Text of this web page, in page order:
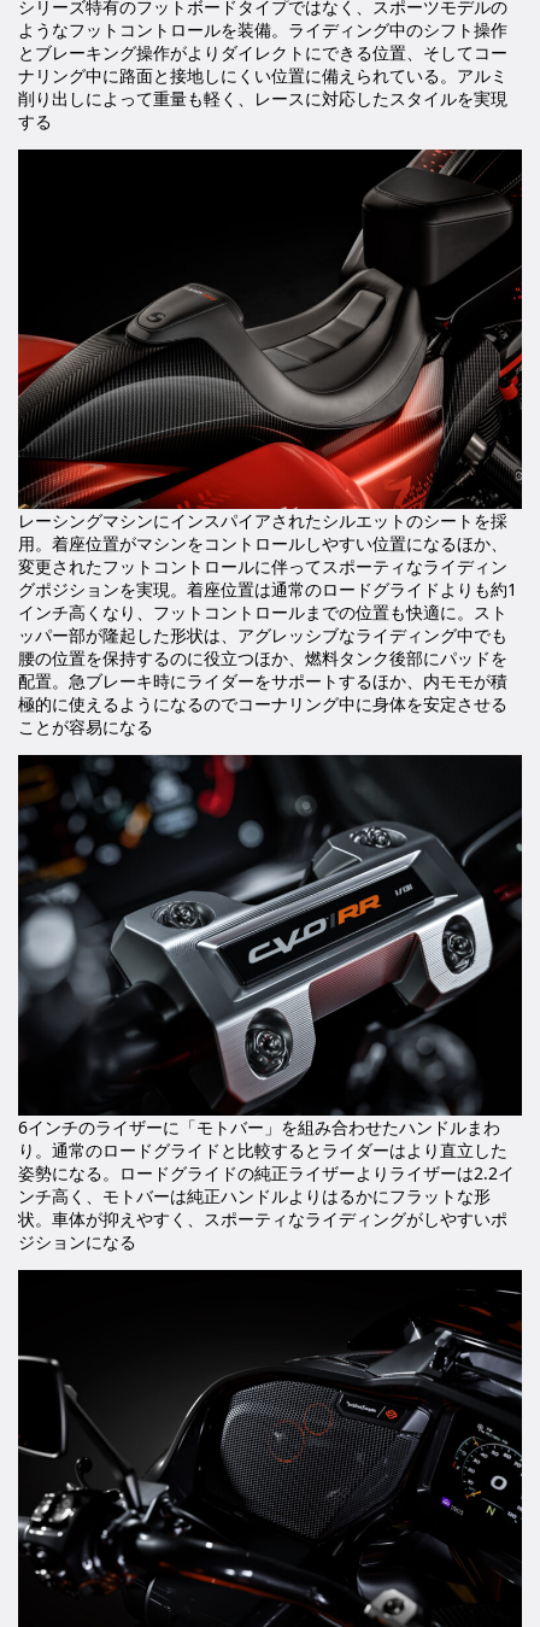
シリーズ特有のフットボードタイプではなく、スポーツモデルの
ようなフットコントロールを装備。ライディング中のシフト操作
とブレーキング操作がよりダイレクトにできる位置、そしてコー
ナリング中に路面と接地しにくい位置に備えられている。アルミ
削り出しによって重量も軽く、レースに対応したスタイルを実現
する
レーシングマシンにインスパイアされたシルエットのシートを採
用。着座位置がマシンをコントロールしやすい位置になるほか、
変更されたフットコントロールに伴ってスポーティなライディン
グポジションを実現。着座位置は通常のロードグライドよりも約1
インチ高くなり、フットコントロールまでの位置も快適に。スト
ッパー部が隆起した形状は、アグレッシブなライディング中でも
腰の位置を保持するのに役立つほか、燃料タンク後部にパッドを
配置。急ブレーキ時にライダーをサポートするほか、内モモが積
極的に使えるようになるのでコーナリング中に身体を安定させる
ことが容易になる
6インチのライザーに「モトバー」を組み合わせたハンドルまわ
り。通常のロードグライドと比較するとライダーはより直立した
姿勢になる。ロードグライドの純正ライザーよりライザーは2.2イ
ンチ高く、モトバーは純正ハンドルよりはるかにフラットな形
状。車体が抑えやすく、スポーティなライディングがしやすいポ
ジションになる